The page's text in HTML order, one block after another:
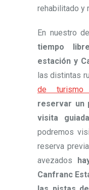
rehabilitado y
En nuestro
tiempo
estación y
las distintas
de turismo
reservar un
visita
podremos
reserva
avezados
Canfranc